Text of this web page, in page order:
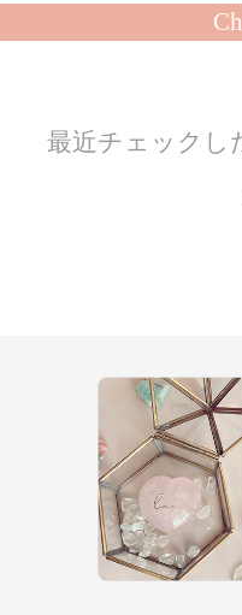
最近チェックし